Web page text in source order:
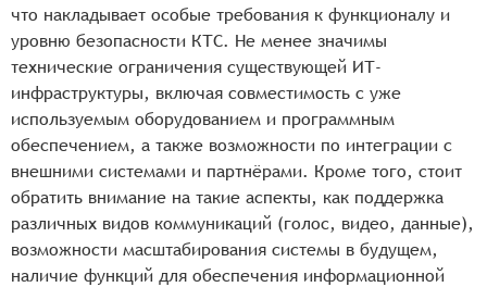
что накладывает особые требования к функционалу и
уровню безопасности КТС. Не менее значимы
технические ограничения существующей ИТ-
инфраструктуры, включая совместимость с уже
используемым оборудованием и программным
обеспечением, а также возможности по интеграции с
внешними системами и партнёрами. Кроме того, стоит
обратить внимание на такие аспекты, как поддержка
различных видов коммуникаций (голос, видео, данные),
возможности масштабирования системы в будущем,
наличие функций для обеспечения информационной